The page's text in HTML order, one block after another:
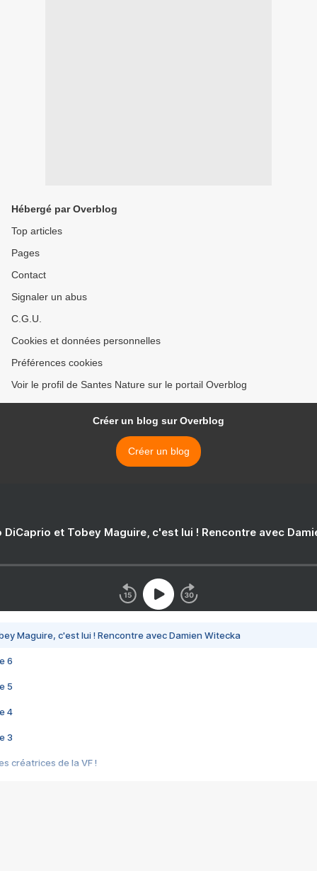
Hébergé par Overblog
Top articles
Pages
Contact
Signaler un abus
C.G.U.
Cookies et données personnelles
Préférences cookies
Voir le profil de Santes Nature sur le portail Overblog
Créer un blog sur Overblog
Créer un blog
DiCaprio et Tobey Maguire, c'est lui ! Rencontre avec
Maguire, c'est lui ! Rencontre avec Damien Witecka
6
5
4
3
créatrices de la VF !